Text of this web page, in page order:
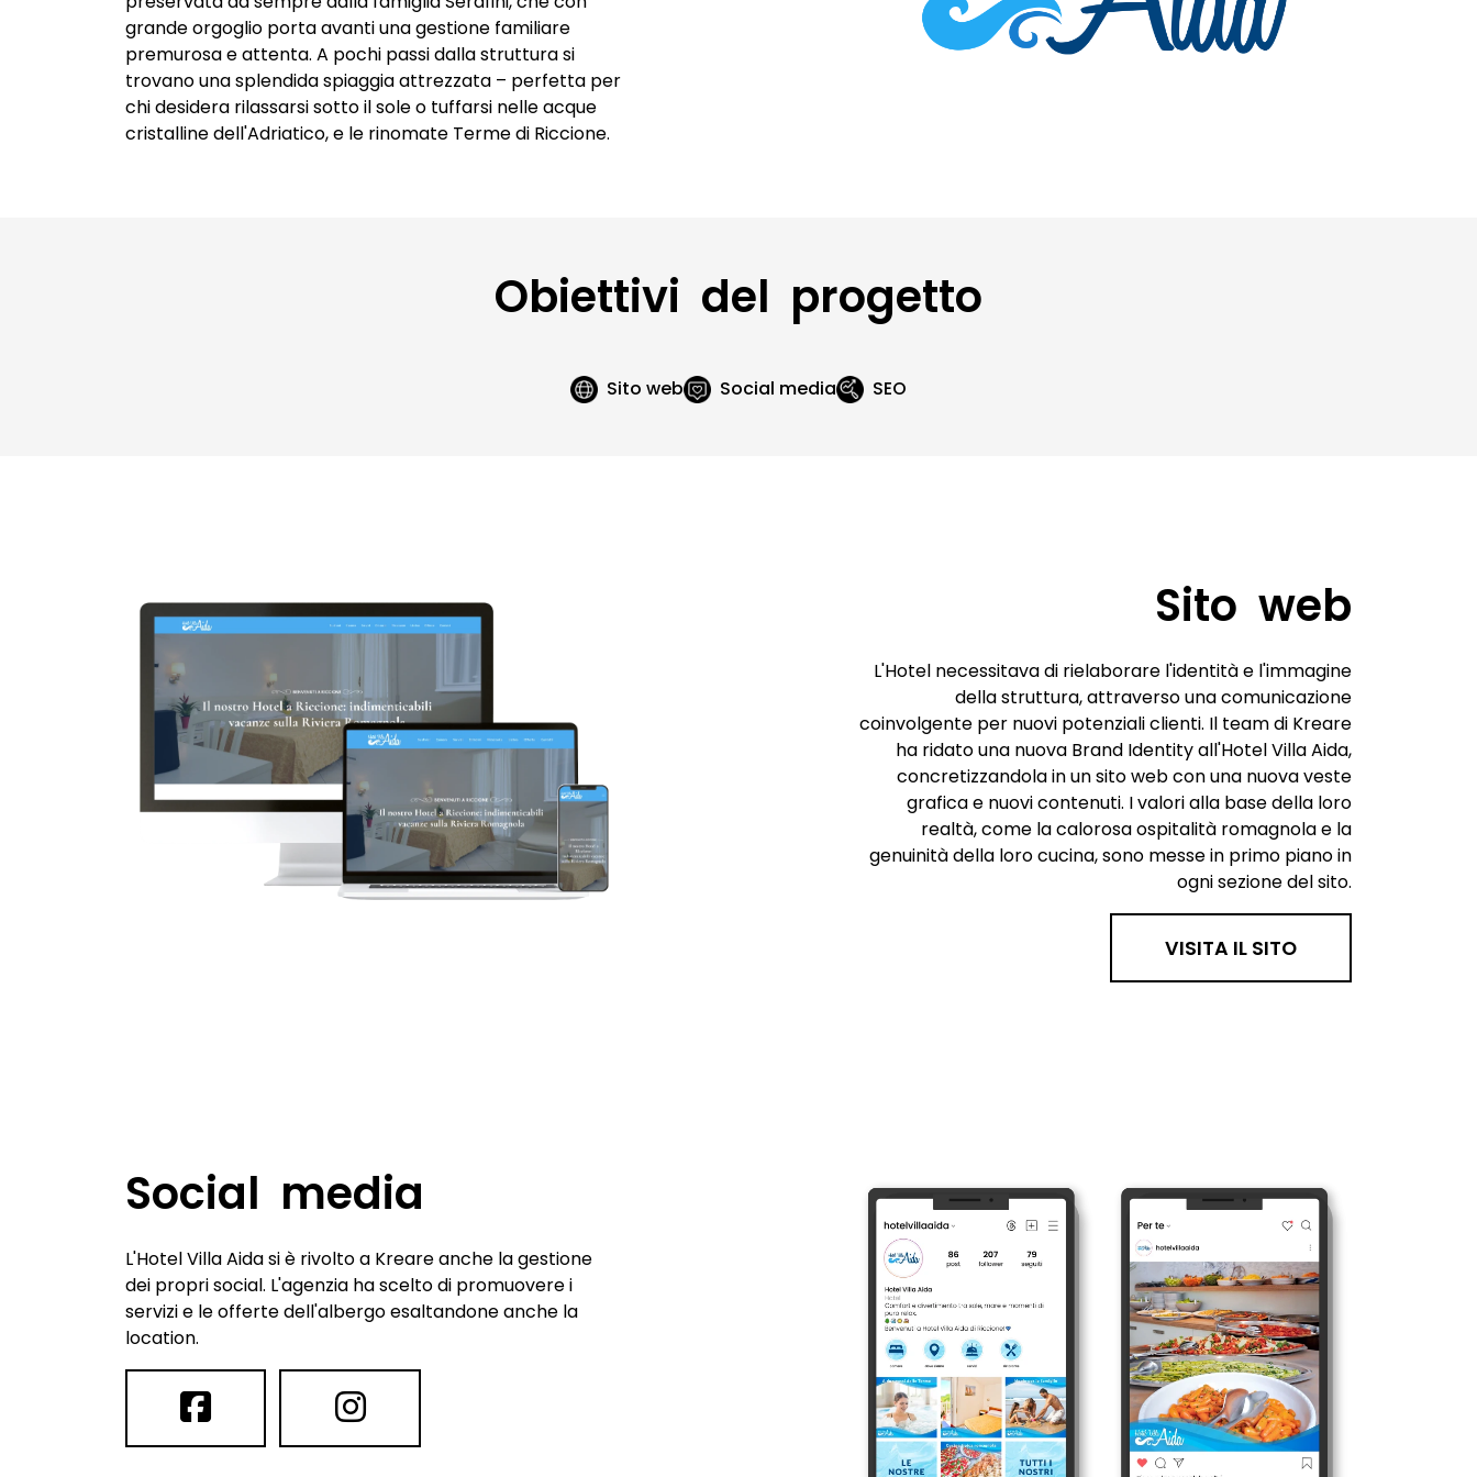
Packaging Design
Copywriting
Video con drone
grande orgoglio porta avanti una gestione familiare
premurosa e attenta. A pochi passi dalla struttura si
trovano una splendida spiaggia attrezzata – perfetta per
chi desidera rilassarsi sotto il sole o tuffarsi nelle acque
cristalline dell'Adriatico, e le rinomate Terme di Riccione.
Obiettivi del progetto
Sito web Social media SEO
Sito web
L'Hotel necessitava di rielaborare l'identità e l'immagine
della struttura, attraverso una comunicazione
coinvolgente per nuovi potenziali clienti. Il team di Kreare
ha ridato una nuova Brand Identity all'Hotel Villa Aida,
concretizzandola in un sito web con una nuova veste
grafica e nuovi contenuti. I valori alla base della loro
realtà, come la calorosa ospitalità romagnola e la
genuinità della loro cucina, sono messe in primo piano in
ogni sezione del sito.
VISITA IL SITO
Social media
L'Hotel Villa Aida si è rivolto a Kreare anche la gestione
dei propri social. L'agenzia ha scelto di promuovere i
servizi e le offerte dell'albergo esaltandone anche la
location.